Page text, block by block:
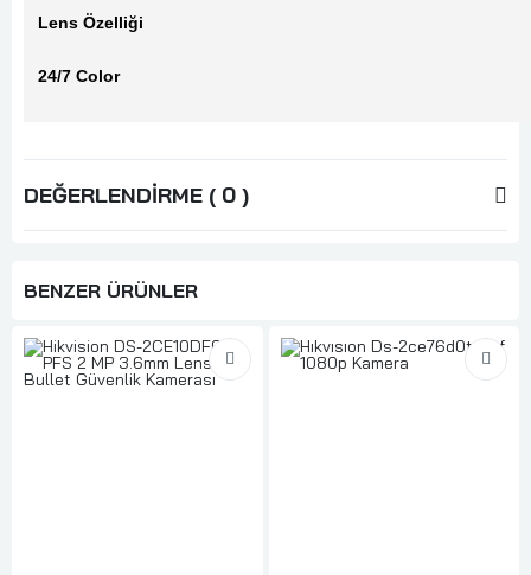
Lens Özelliği
24/7 Color
DEĞERLENDIRME ( 0 )
BENZER ÜRÜNLER